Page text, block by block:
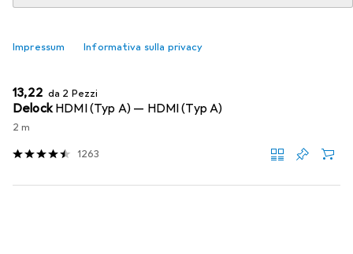
Impressum Informativa sulla privacy
SCONTO SULLA QUANTITÀ
EUR
13,22 da 2 Pezzi
Delock HDMI (Typ A) — HDMI (Typ A)
2 m
1263